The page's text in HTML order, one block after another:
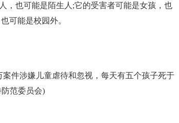
，也可能是陌生人;它的受害者可能是女孩，也
可能是校园外。
件涉嫌儿童虐待和忽视，每天有五个孩子死于
范委员会)